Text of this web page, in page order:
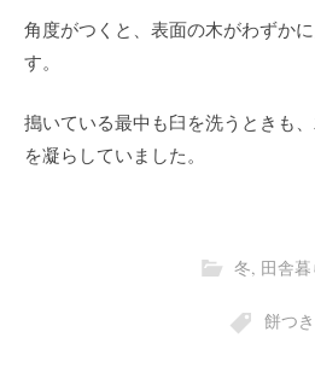
角度がつくと、表面の木がわずか
す。
搗いている最中も臼を洗うときも
を凝らしていました。
冬, 田舎暮
餅つき